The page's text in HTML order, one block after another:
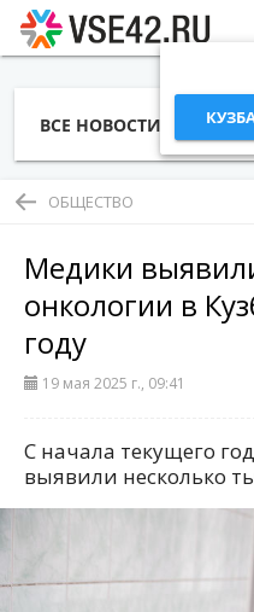
ВСЕ НОВОСТИ СТАТЬИ
ОБЩЕСТВО
Медики
онкологии в
году
19 мая 2025 г., 09:41
С начала текущего
выявили несколько